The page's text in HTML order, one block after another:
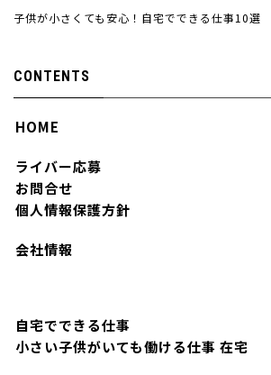
子供が小さくても安心！自宅でできる仕事10選
CONTENTS
HOME
ライバー応募
お問合せ
個人情報保護方針
会社情報
自宅でできる仕事
小さい子供がいても働ける仕事 在宅